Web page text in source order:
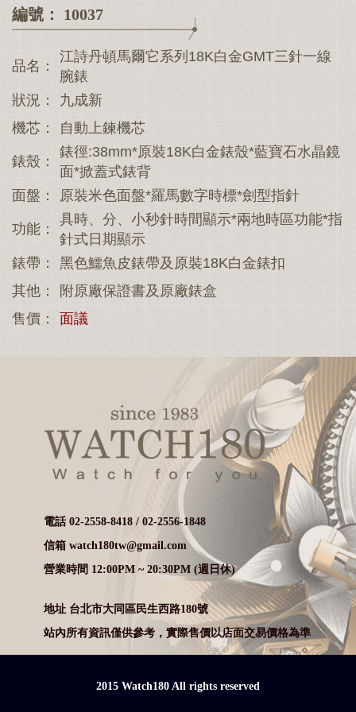
編號： 10037
品名：
江詩丹頓馬爾它系列18K白金GMT三針一線
腕錶
狀況：
九成新
機芯：
自動上鍊機芯
錶殼：
錶徑:38mm*原裝18K白金錶殼*藍寶石水晶鏡
面*掀蓋式錶背
面盤：
原裝米色面盤*羅馬數字時標*劍型指針
功能：
具時、分、小秒針時間顯示*兩地時區功能*指
針式日期顯示
錶帶：
黑色鱷魚皮錶帶及原裝18K白金錶扣
其他：
附原廠保證書及原廠錶盒
售價：
面議
電話 02-2558-8418 / 02-2556-1848
信箱 watch180tw@gmail.com
營業時間 12:00PM ~ 20:30PM (週日休)
地址 台北市大同區民生西路180號
站內所有資訊僅供參考，實際售價以店面交易價格為準
2015 Watch180 All rights reserved